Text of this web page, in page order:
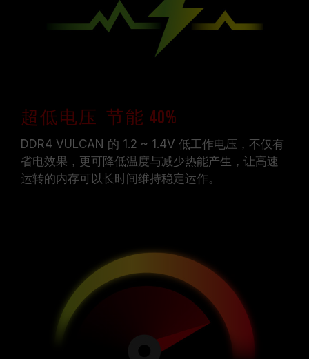
超低电压 节能 40%
DDR4 VULCAN 的 1.2 ~ 1.4V 低工作电压，不仅有
省电效果，更可降低温度与减少热能产生，让高速
运转的内存可以长时间维持稳定运作。